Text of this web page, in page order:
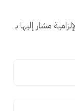
مشار إليها بـ